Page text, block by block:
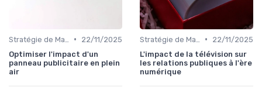
•
22/11/2025
Optimiser l'impact d'un
panneau publicitaire en plein
air
•
22/11/2025
L'impact de la télévision sur
les relations publiques à l'ère
numérique